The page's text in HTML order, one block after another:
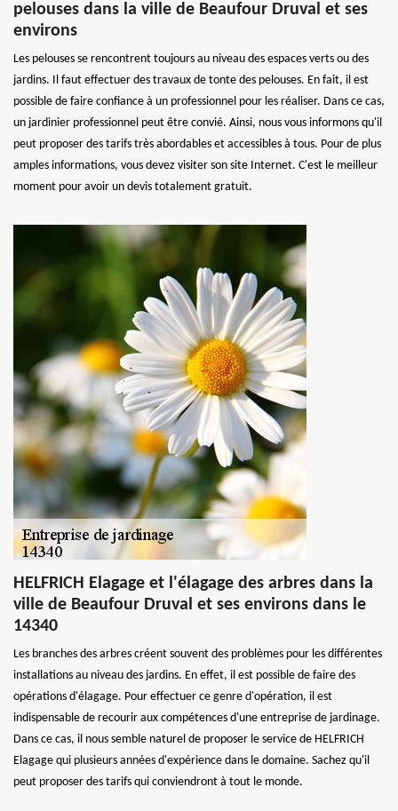
pelouses dans la ville de Beaufour Druval et ses
environs
Les pelouses se rencontrent toujours au niveau des espaces verts ou des
jardins. Il faut effectuer des travaux de tonte des pelouses. En fait, il est
possible de faire confiance à un professionnel pour les réaliser. Dans ce cas,
un jardinier professionnel peut être convié. Ainsi, nous vous informons qu'il
peut proposer des tarifs très abordables et accessibles à tous. Pour de plus
amples informations, vous devez visiter son site Internet. C'est le meilleur
moment pour avoir un devis totalement gratuit.
HELFRICH Elagage et l'élagage des arbres dans la
ville de Beaufour Druval et ses environs dans le
14340
Les branches des arbres créent souvent des problèmes pour les différentes
installations au niveau des jardins. En effet, il est possible de faire des
opérations d'élagage. Pour effectuer ce genre d'opération, il est
indispensable de recourir aux compétences d'une entreprise de jardinage.
Dans ce cas, il nous semble naturel de proposer le service de HELFRICH
Elagage qui plusieurs années d'expérience dans le domaine. Sachez qu'il
peut proposer des tarifs qui conviendront à tout le monde.